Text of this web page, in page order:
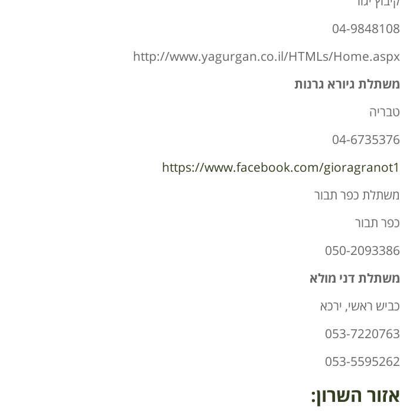
04-9848108
http://www.yagurgan.co.il/HTMLs/Home.aspx
משתלת גיורא גרנות
טבריה
04-6735376
https://www.facebook.com/gioragranot1
משתלת כפר תבור
כפר תבור
050-2093386
משתלת דני מולא
כביש ראשי, ירכא
053-7220763
053-5595262
אזור השרון: